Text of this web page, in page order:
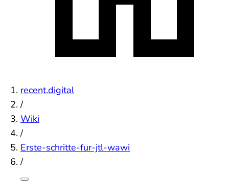
recent.digital
/
Wiki
/
Erste-schritte-fur-jtl-wawi
/